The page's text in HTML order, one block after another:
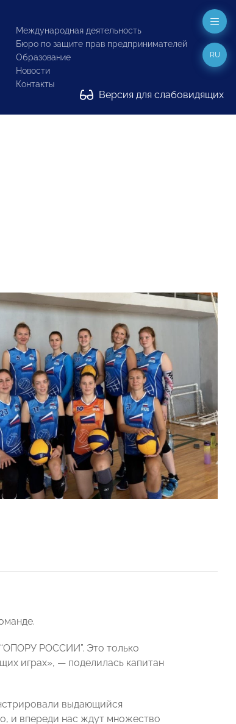
Международная деятельность
Бюро по защите прав предпринимателей
Образование
Новости
Контакты
Версия для слабовидящих
RU
РОССИИ”. Это только
играх», — поделилась капитан
выдающийся
и впереди нас ждут множество